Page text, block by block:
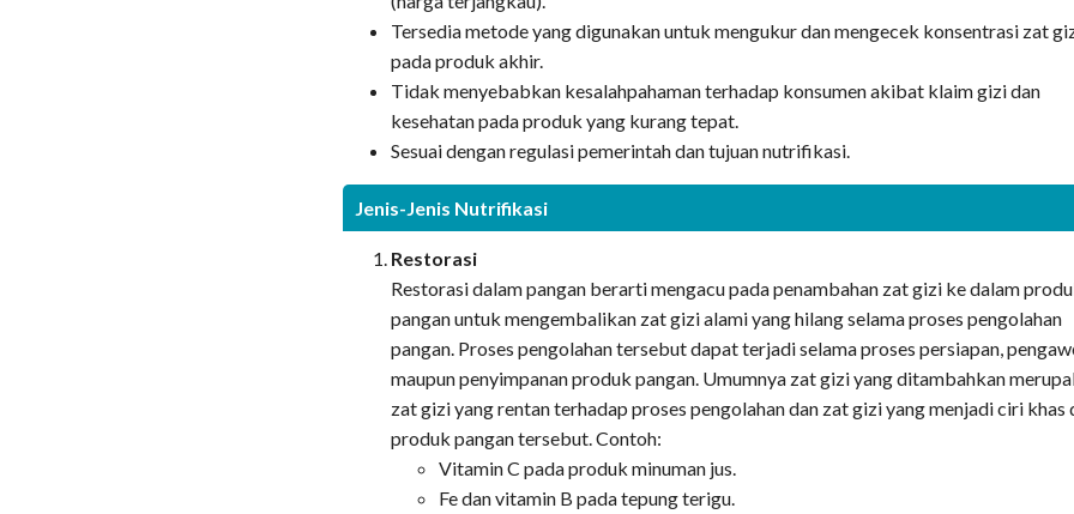
Tersedia metode yang digunakan untuk mengukur dan mengecek konsentrasi zat
pada produk akhir.
Tidak menyebabkan kesalahpahaman terhadap konsumen akibat klaim gizi dan
kesehatan pada produk yang kurang tepat.
Sesuai dengan regulasi pemerintah dan tujuan nutrifikasi.
Jenis-Jenis Nutrifikasi
Restorasi
Restorasi dalam pangan berarti mengacu pada penambahan zat gizi ke dalam
pangan untuk mengembalikan zat gizi alami yang hilang selama proses pengolahan
pangan. Proses pengolahan tersebut dapat terjadi selama proses persiapan,
maupun penyimpanan produk pangan. Umumnya zat gizi yang ditambahkan
zat gizi yang rentan terhadap proses pengolahan dan zat gizi yang menjadi ciri khas
produk pangan tersebut. Contoh:
Vitamin C pada produk minuman jus.
Fe dan vitamin B pada tepung terigu.